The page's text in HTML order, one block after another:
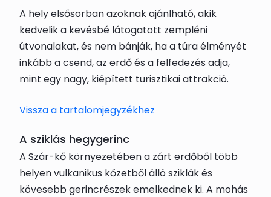
A hely elsősorban azoknak ajánlható, akik
kedvelik a kevésbé látogatott zempléni
útvonalakat, és nem bánják, ha a túra élményét
inkább a csend, az erdő és a felfedezés adja,
mint egy nagy, kiépített turisztikai attrakció.
Vissza a tartalomjegyzékhez
A sziklás hegygerinc
A Szár-kő környezetében a zárt erdőből több
helyen vulkanikus kőzetből álló sziklák és
kövesebb gerincrészek emelkednek ki. A mohás